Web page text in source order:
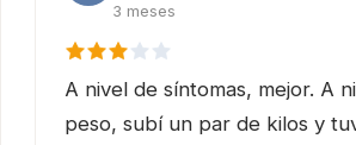
3 meses
A nivel de síntomas, mejor. A
peso, subí un par de kilos y